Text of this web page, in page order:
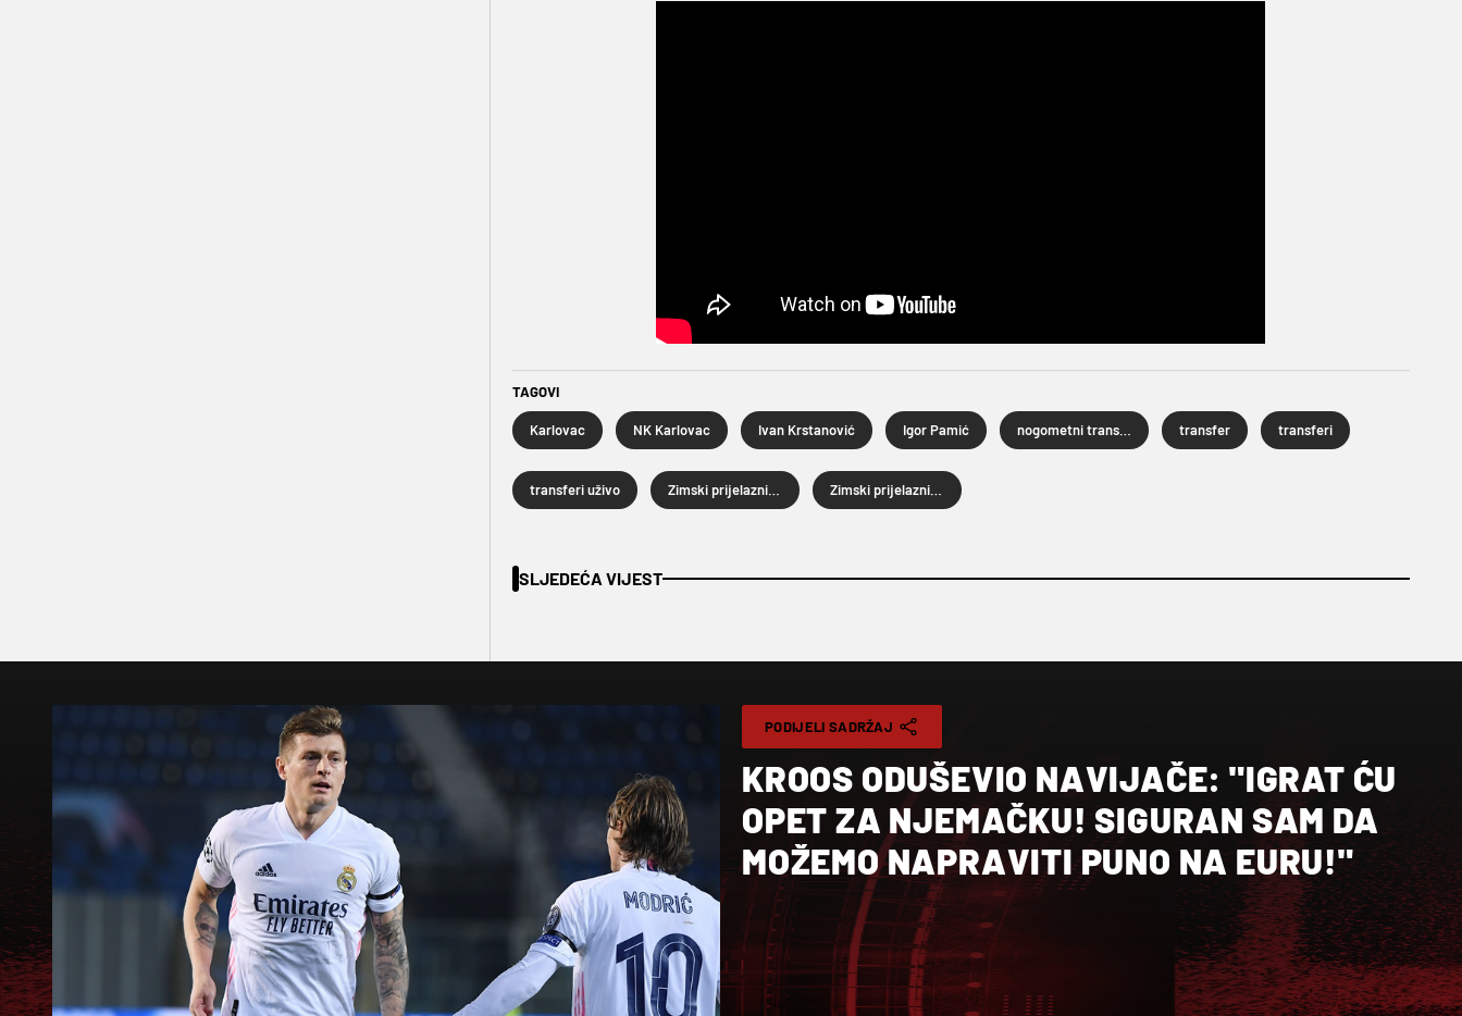
TAGOVI
Karlovac NK Karlovac Ivan Krstanović Igor Pamić nogometni transferi transfer transferi
transferi uživo Zimski prijelazni rok Zimski prijelazni rok 2024.
SLJEDEĆA VIJEST
PODIJELI SADRŽAJ
KROOS ODUŠEVIO NAVIJAČE: "IGRAT ĆU
OPET ZA NJEMAČKU! SIGURAN SAM DA
MOŽEMO NAPRAVITI PUNO NA EURU!"